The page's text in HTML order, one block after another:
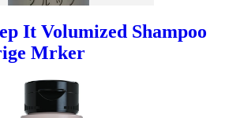
It Volumized Shampoo
Mrker